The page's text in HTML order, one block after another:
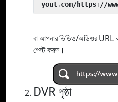
yout.com/https://
বা আপনার ভিডিও/অডিওর URL
পেস্ট করুন।
DVR পৃষ্ঠা